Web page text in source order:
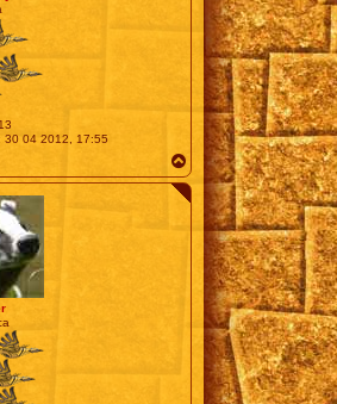
30 04 2012, 17:55
a
u